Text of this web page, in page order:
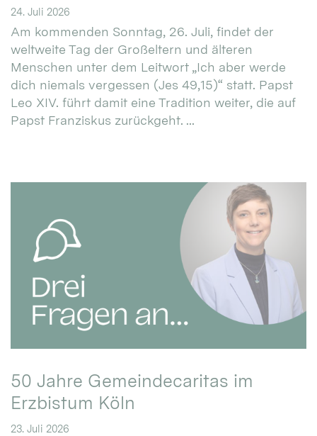
24. Juli 2026
Am kommenden Sonntag, 26. Juli, findet der
weltweite Tag der Großeltern und älteren
Menschen unter dem Leitwort „Ich aber werde
dich niemals vergessen (Jes 49,15)“ statt. Papst
Leo XIV. führt damit eine Tradition weiter, die auf
Papst Franziskus zurückgeht. ...
50 Jahre Gemeindecaritas im
Erzbistum Köln
23. Juli 2026